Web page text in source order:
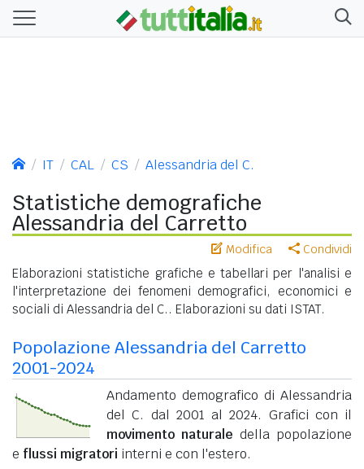
IT CAL CS Alessandria del C.
Statistiche demografiche
Alessandria del Carretto
Modifica Condividi
Elaborazioni statistiche grafiche e tabellari per l'analisi e
l'interpretazione dei fenomeni demografici, economici e
sociali di Alessandria del C.. Elaborazioni su dati ISTAT.
Popolazione Alessandria del Carretto
2001-2024
Andamento demografico di Alessandria
del C. dal 2001 al 2024. Grafici con il
movimento naturale della popolazione
e flussi migratori interni e con l'estero.